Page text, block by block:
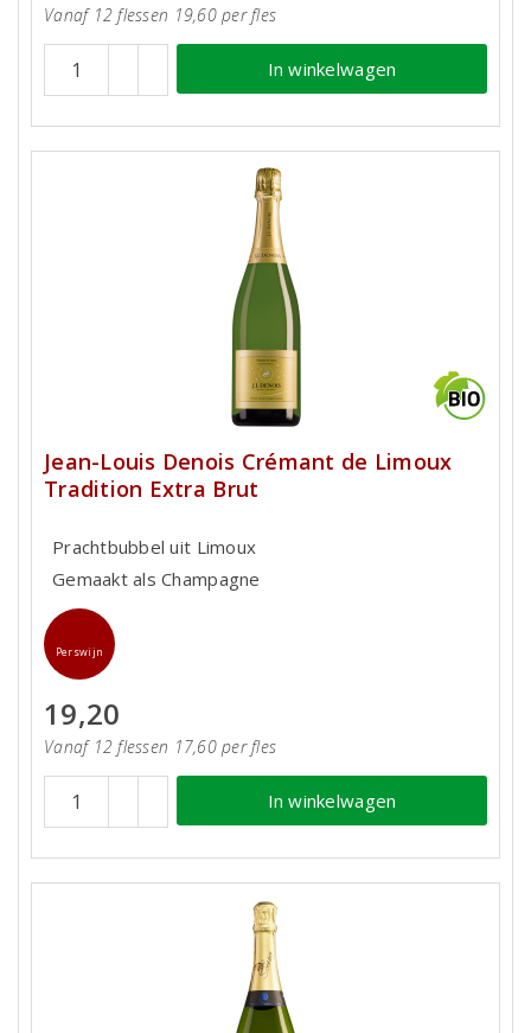
Vanaf 12 flessen 19,60 per fles
In winkelwagen
Jean-Louis Denois Crémant de Limoux
Tradition Extra Brut
Prachtbubbel uit Limoux
Gemaakt als Champagne
Perswijn
19,20
Vanaf 12 flessen 17,60 per fles
In winkelwagen